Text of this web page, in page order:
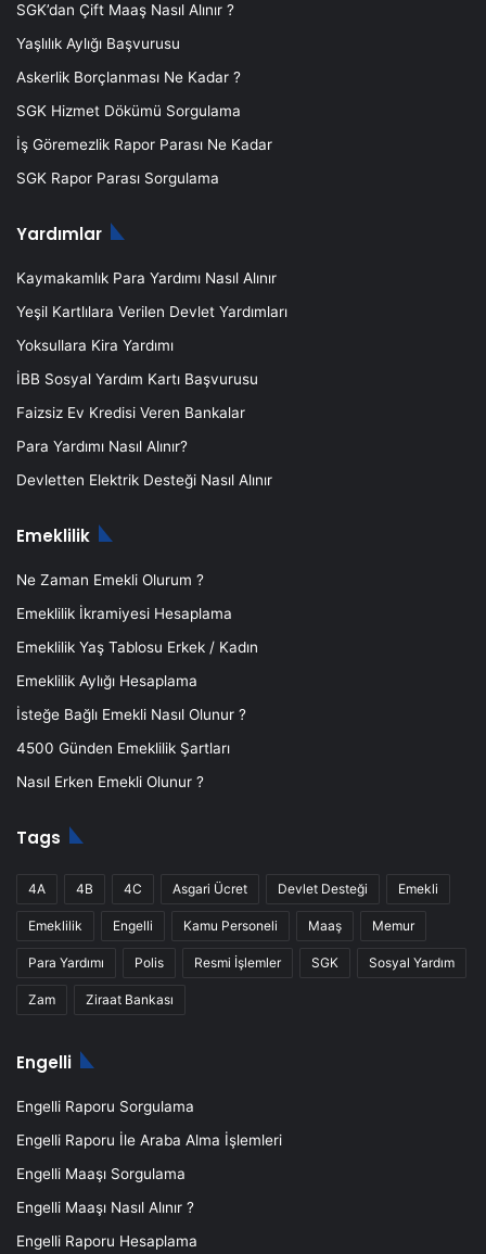
SGK’dan Çift Maaş Nasıl Alınır ?
Yaşlılık Aylığı Başvurusu
Askerlik Borçlanması Ne Kadar ?
SGK Hizmet Dökümü Sorgulama
İş Göremezlik Rapor Parası Ne Kadar
SGK Rapor Parası Sorgulama
Yardımlar
Kaymakamlık Para Yardımı Nasıl Alınır
Yeşil Kartlılara Verilen Devlet Yardımları
Yoksullara Kira Yardımı
İBB Sosyal Yardım Kartı Başvurusu
Faizsiz Ev Kredisi Veren Bankalar
Para Yardımı Nasıl Alınır?
Devletten Elektrik Desteği Nasıl Alınır
Emeklilik
Ne Zaman Emekli Olurum ?
Emeklilik İkramiyesi Hesaplama
Emeklilik Yaş Tablosu Erkek / Kadın
Emeklilik Aylığı Hesaplama
İsteğe Bağlı Emekli Nasıl Olunur ?
4500 Günden Emeklilik Şartları
Nasıl Erken Emekli Olunur ?
Tags
4A 4B 4C Asgari Ücret Devlet Desteği Emekli
Emeklilik Engelli Kamu Personeli Maaş Memur
Para Yardımı Polis Resmi İşlemler SGK Sosyal Yardım
Zam Ziraat Bankası
Engelli
Engelli Raporu Sorgulama
Engelli Raporu İle Araba Alma İşlemleri
Engelli Maaşı Sorgulama
Engelli Maaşı Nasıl Alınır ?
Engelli Raporu Hesaplama